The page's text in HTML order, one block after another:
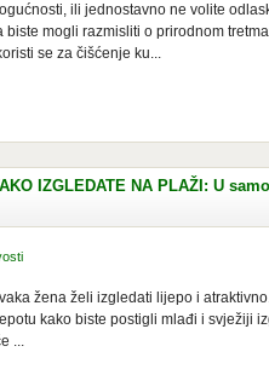
ili jednostavno ne volite
biste mogli razmisliti o prirodnom
se za čišćenje ku...
IZGLEDATE NA PLAŽI: U
žena želi izgledati lijepo i
kako biste postigli mlađi i svježiji
...